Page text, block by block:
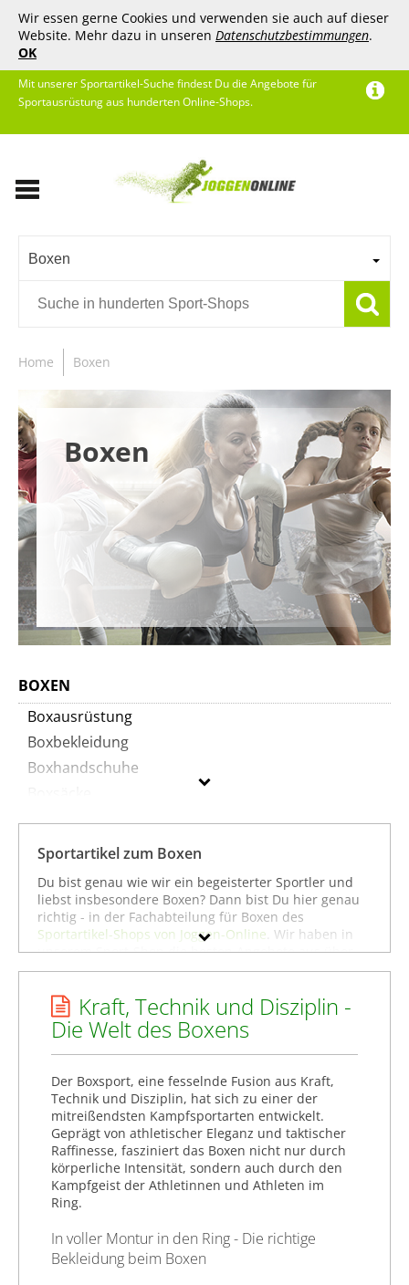
Wir essen gerne Cookies und verwenden sie auch auf dieser
Website. Mehr dazu in unseren Datenschutzbestimmungen.
OK
Mit unserer Sportartikel-Suche findest Du die Angebote für
Sportausrüstung aus hunderten Online-Shops.
Boxen
Home Boxen
Boxen
BOXEN
Boxausrüstung
Boxbekleidung
Boxhandschuhe
Boxschuhe
Boxshorts
Corner Jacken & Boxermäntel
Mundschutz
Springseile
Marke
Preis
% Sale
Farbe
Sportartikel zum Boxen
Du bist genau wie wir ein begeisterter Sportler und
liebst insbesondere Boxen? Dann bist Du hier genau
richtig - in der Fachabteilung für Boxen des
Sportartikel-Shops von Joggen-Online . Wir haben in
unserem Sport-Shop die besten Angebote aus über
100 Online-Shops für Sportartikel zusammengestellt
Produktspektrum alles anzubieten, was man als
Sportler benötigt, wenn man sich für Boxen begeistert
- ganz gleich, ob man Anfänger, ambitionierter
Amateuer-Sportler oder schon ein Profi im Boxen ist.
Um gezielter zu stöbern, kannst Du Dich auch direkt
in den Unterkategorien wieBoxausrüstung ,
BoxbekleidungoderBoxhandschuhe umschauen. Dort
findest Du eine große Auswahl an Sportartikeln von
bekannten Marken wieGenerisch,Benleeoder
adidas. Viel Spaß beim Stöbern! Hoffentlich findest Du
bei uns genau das, was Du zum Boxen benötigst.
Kraft, Technik und Disziplin -
Die Welt des Boxens
Der Boxsport, eine fesselnde Fusion aus Kraft,
Technik und Disziplin, hat sich zu einer der
mitreißendsten Kampfsportarten entwickelt.
Geprägt von athletischer Eleganz und taktischer
Raffinesse, fasziniert das Boxen nicht nur durch
körperliche Intensität, sondern auch durch den
Kampfgeist der Athletinnen und Athleten im
Ring.
In voller Montur in den Ring - Die richtige
Bekleidung beim Boxen